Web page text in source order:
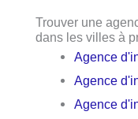
Trouver une
dans les villes à
Agence
Agence
Agence